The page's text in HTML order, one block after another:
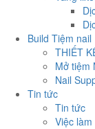
Build Tiệm nail
THIẾT
Mở tiệm
Nail
Tin tức
Tin tức
Việc làm